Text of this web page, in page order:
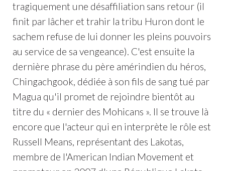
tragiquement une désaffiliation sans retour (il
finit par lâcher et trahir la tribu Huron dont le
sachem refuse de lui donner les pleins pouvoirs
au service de sa vengeance). C'est ensuite la
dernière phrase du père amérindien du héros,
Chingachgook, dédiée à son fils de sang tué par
Magua qu'il promet de rejoindre bientôt au
titre du « dernier des Mohicans ». Il se trouve là
encore que l'acteur qui en interprète le rôle est
Russell Means, représentant des Lakotas,
membre de l'American Indian Movement et